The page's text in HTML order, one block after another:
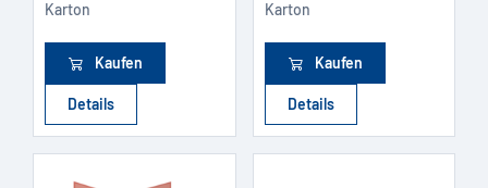
Karton
Kaufen
Details
Karton
Kaufen
Details